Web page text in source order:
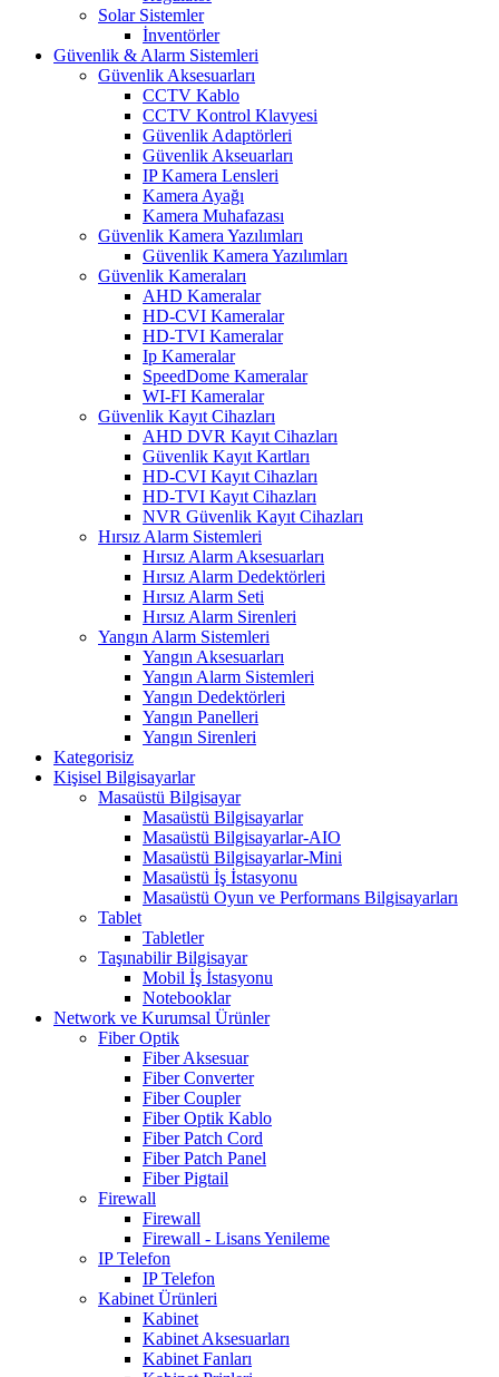
Solar Sistemler
İnventörler
Güvenlik & Alarm Sistemleri
Güvenlik Aksesuarları
CCTV Kablo
CCTV Kontrol Klavyesi
Güvenlik Adaptörleri
Güvenlik Akseuarları
IP Kamera Lensleri
Kamera Ayağı
Kamera Muhafazası
Güvenlik Kamera Yazılımları
Güvenlik Kamera Yazılımları
Güvenlik Kameraları
AHD Kameralar
HD-CVI Kameralar
HD-TVI Kameralar
Ip Kameralar
SpeedDome Kameralar
WI-FI Kameralar
Güvenlik Kayıt Cihazları
AHD DVR Kayıt Cihazları
Güvenlik Kayıt Kartları
HD-CVI Kayıt Cihazları
HD-TVI Kayıt Cihazları
NVR Güvenlik Kayıt Cihazları
Hırsız Alarm Sistemleri
Hırsız Alarm Aksesuarları
Hırsız Alarm Dedektörleri
Hırsız Alarm Seti
Hırsız Alarm Sirenleri
Yangın Alarm Sistemleri
Yangın Aksesuarları
Yangın Alarm Sistemleri
Yangın Dedektörleri
Yangın Panelleri
Yangın Sirenleri
Kategorisiz
Kişisel Bilgisayarlar
Masaüstü Bilgisayar
Masaüstü Bilgisayarlar
Masaüstü Bilgisayarlar-AIO
Masaüstü Bilgisayarlar-Mini
Masaüstü İş İstasyonu
Masaüstü Oyun ve Performans Bilgisayarları
Tablet
Tabletler
Taşınabilir Bilgisayar
Mobil İş İstasyonu
Notebooklar
Network ve Kurumsal Ürünler
Fiber Optik
Fiber Aksesuar
Fiber Converter
Fiber Coupler
Fiber Optik Kablo
Fiber Patch Cord
Fiber Patch Panel
Fiber Pigtail
Firewall
Firewall
Firewall - Lisans Yenileme
IP Telefon
IP Telefon
Kabinet Ürünleri
Kabinet
Kabinet Aksesuarları
Kabinet Fanları